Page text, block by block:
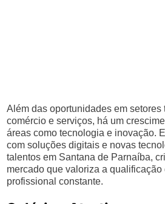
Além das oportunidades em setores
comércio e serviços, há um
áreas como tecnologia e inovação.
com soluções digitais e novas
talentos em Santana de Parnaíba,
mercado que valoriza a
profissional constante.